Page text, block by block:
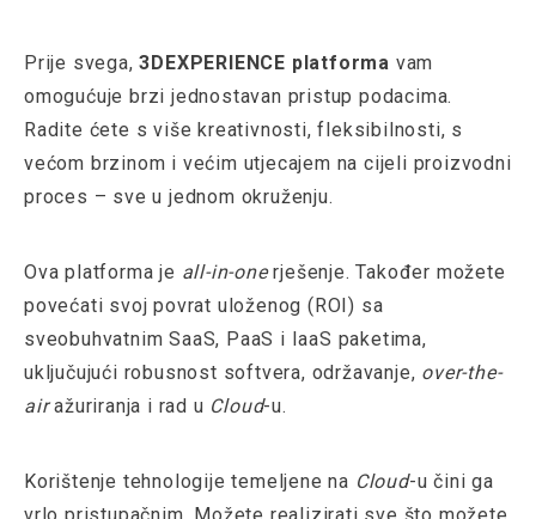
Prije svega,3DEXPERIENCE platforma vam
omogućuje brzi jednostavan pristup podacima.
Radite ćete s više kreativnosti, fleksibilnosti, s
većom brzinom i većim utjecajem na cijeli proizvodni
proces – sve u jednom okruženju.
Ova platforma je all-in-onerješenje. Također možete
povećati svoj povrat uloženog (ROI) sa
sveobuhvatnim SaaS, PaaS i IaaS paketima,
uključujući robusnost softvera, održavanje, over-the-
airažuriranja i rad u Cloud-u.
Korištenje tehnologije temeljene na Cloud-u čini ga